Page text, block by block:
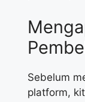
Sebelum
platform,